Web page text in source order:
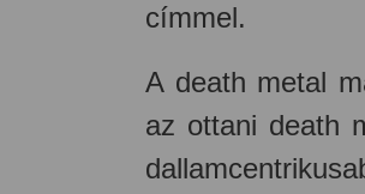
címmel.
A death metal
az ottani death